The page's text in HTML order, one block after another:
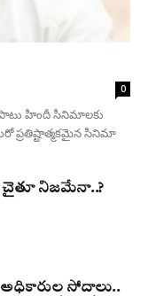
0
హిందీ సినిమాలకు
ప్రతిష్టాత్మకమైన సినిమా
చైతూ నిజమేనా..?
సోదాలు..